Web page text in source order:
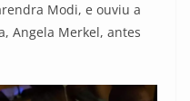
Modi, e ouviu a
Angela Merkel, antes